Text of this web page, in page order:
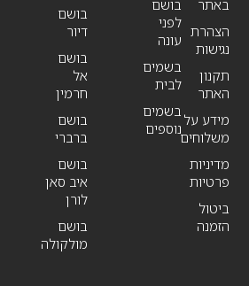
באתר
הצהרת
נגישות
תקנון
האתר
מידע על
משלוחים
מדיניות
פרטיות
ביטול
הזמנה
בושם
לפני
עונה
בשמים
לבית
בשמים
נוספים
בושם
דיור
בושם
אל
חרמין
בושם
ברברי
בושם
איב סאן
לורן
בושם
מולקולה